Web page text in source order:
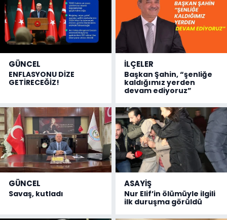
GÜNCEL
ENFLASYONU DİZE
GETİRECEĞİZ!
İLÇELER
Başkan Şahin, “şenliğe
kaldığımız yerden
devam ediyoruz”
GÜNCEL
Savaş, kutladı
ASAYİŞ
Nur Elif’in ölümüyle ilgili
ilk duruşma görüldü